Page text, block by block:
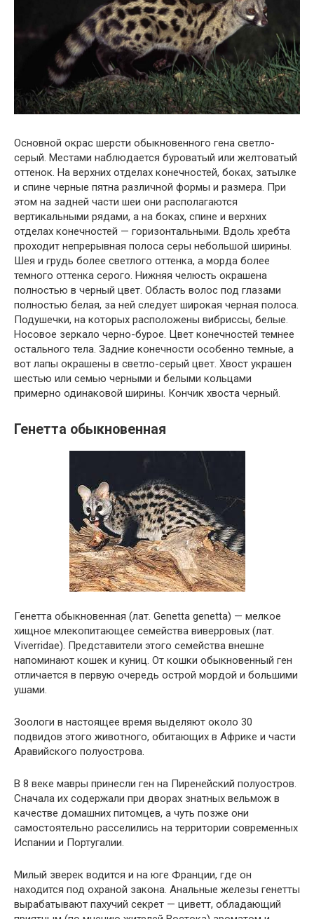
Основной окрас шерсти обыкновенного гена светло-
серый. Местами наблюдается буроватый или желтоватый
оттенок. На верхних отделах конечностей, боках, затылке
и спине черные пятна различной формы и размера. При
этом на задней части шеи они располагаются
вертикальными рядами, а на боках, спине и верхних
отделах конечностей — горизонтальными. Вдоль хребта
проходит непрерывная полоса серы небольшой ширины.
Шея и грудь более светлого оттенка, а морда более
темного оттенка серого. Нижняя челюсть окрашена
полностью в черный цвет. Область волос под глазами
полностью белая, за ней следует широкая черная полоса.
Подушечки, на которых расположены вибриссы, белые.
Носовое зеркало черно-бурое. Цвет конечностей темнее
остального тела. Задние конечности особенно темные, а
вот лапы окрашены в светло-серый цвет. Хвост украшен
шестью или семью черными и белыми кольцами
примерно одинаковой ширины. Кончик хвоста черный.
Генетта обыкновенная
Генетта обыкновенная (лат. Genetta genetta) — мелкое
хищное млекопитающее семейства виверровых (лат.
Viverridae). Представители этого семейства внешне
напоминают кошек и куниц. От кошки обыкновенный ген
отличается в первую очередь острой мордой и большими
ушами.
Зоологи в настоящее время выделяют около 30
подвидов этого животного, обитающих в Африке и части
Аравийского полуострова.
В 8 веке мавры принесли ген на Пиренейский полуостров.
Сначала их содержали при дворах знатных вельмож в
качестве домашних питомцев, а чуть позже они
самостоятельно расселились на территории современных
Испании и Португалии.
Милый зверек водится и на юге Франции, где он
находится под охраной закона. Анальные железы генетты
вырабатывают пахучий секрет — циветт, обладающий